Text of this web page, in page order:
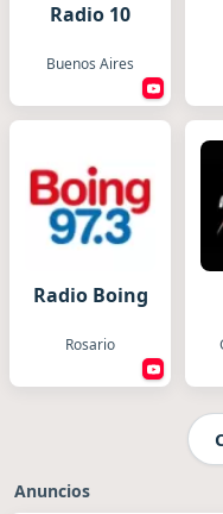
Radio 10
Buenos Aires
Radio Boing
Rosario
Anuncios